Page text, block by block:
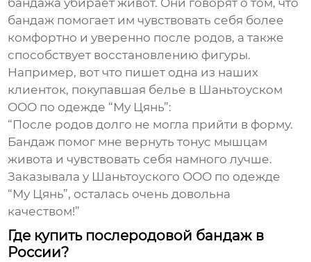
бандажа убирает живот. Они говорят о том, что
бандаж помогает им чувствовать себя более
комфортно и уверенно после родов, а также
способствует восстановлению фигуры.
Например, вот что пишет одна из наших
клиенток, покупавшая белье в Шаньтоуском
ООО по одежде “Му Цянь”:
“После родов долго не могла прийти в форму.
Бандаж помог мне вернуть тонус мышцам
живота и чувствовать себя намного лучше.
Заказывала у Шаньтоуского ООО по одежде
“Му Цянь”, осталась очень довольна
качеством!”
Где купить послеродовой бандаж в
России?